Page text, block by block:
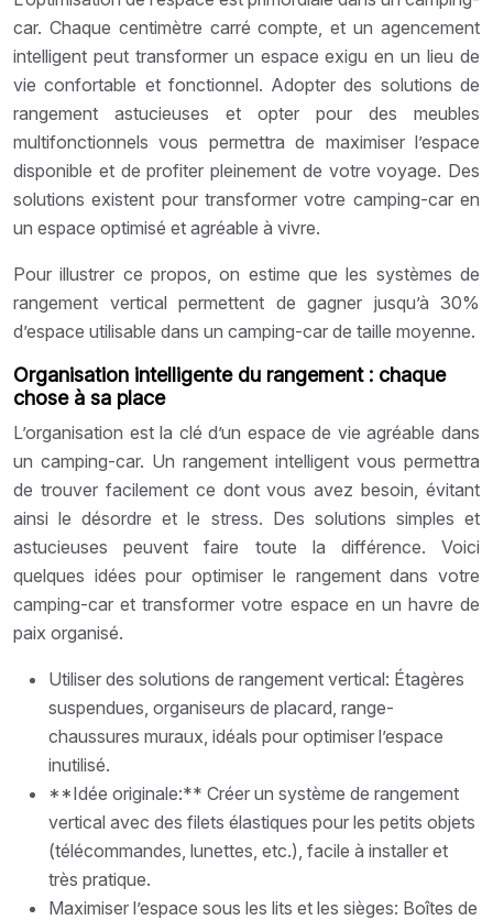
car. Chaque centimètre carré compte, et un agencement
intelligent peut transformer un espace exigu en un lieu de
vie confortable et fonctionnel. Adopter des solutions de
rangement astucieuses et opter pour des meubles
multifonctionnels vous permettra de maximiser l’espace
disponible et de profiter pleinement de votre voyage. Des
solutions existent pour transformer votre camping-car en
un espace optimisé et agréable à vivre.
Pour illustrer ce propos, on estime que les systèmes de
rangement vertical permettent de gagner jusqu’à 30%
d’espace utilisable dans un camping-car de taille moyenne.
Organisation intelligente du rangement : chaque
chose à sa place
L’organisation est la clé d’un espace de vie agréable dans
un camping-car. Un rangement intelligent vous permettra
de trouver facilement ce dont vous avez besoin, évitant
ainsi le désordre et le stress. Des solutions simples et
astucieuses peuvent faire toute la différence. Voici
quelques idées pour optimiser le rangement dans votre
camping-car et transformer votre espace en un havre de
paix organisé.
Utiliser des solutions de rangement vertical: Étagères
suspendues, organiseurs de placard, range-
chaussures muraux, idéals pour optimiser l’espace
inutilisé.
**Idée originale:** Créer un système de rangement
vertical avec des filets élastiques pour les petits objets
(télécommandes, lunettes, etc.), facile à installer et
très pratique.
Maximiser l’espace sous les lits et les sièges: Boîtes de